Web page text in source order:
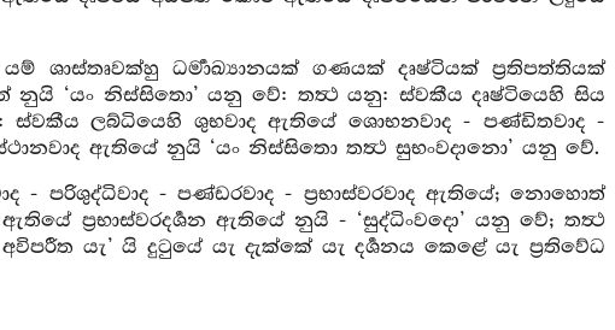
ශාස්තෘවක්හු ධර්‍මාඛ්‍යානයක් ගණයක් දෘෂ්ටියක් ප්‍රතිපත්තියක්
‘යං නිස්සිතො’ යනු වේ: තත්‍ථ යනු: ස්වකීය දෘෂ්ටියෙහි සිය
ලබ්ධියෙහි ශුභවාද ඇතියේ ශොභනවාද - පණ්ඩිතවාද -
ඇතියේ නුයි ‘යං නිස්සිතො තත්‍ථ සුභංවදානො’ යනු වේ.
- පරිශුද්ධිවාද - පණ්ඩරවාද - ප්‍රභාස්වරවාද ඇතියේ; නොහොත්
ප්‍රභාස්වරදර්‍ශන ඇතියේ නුයි - ‘සුද්ධිංවදො’ යනු වේ; තත්‍ථ
යැ’ යි දුටුයේ යැ දැක්කේ යැ දර්‍ශනය කෙළේ යැ ප්‍රතිවේධ